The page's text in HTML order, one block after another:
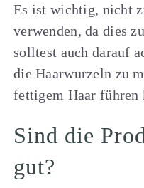
Es ist wichtig, nicht
verwenden, da dies
solltest auch darauf
die Haarwurzeln zu
fettigem Haar führen
Sind die
gut?